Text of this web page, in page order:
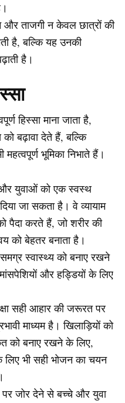
और ताजगी न केवल छात्रों की
है, बल्कि यह उनकी
है।
हिस्सा माना जाता है,
बढ़ावा देते हैं, बल्कि
भूमिका निभाते हैं।
युवाओं को एक स्वस्थ
जा सकता है। वे व्यायाम
पैदा करते हैं, जो शरीर की
को बेहतर बनाता है।
स्वास्थ्य को बनाए रखने
और हड्डियों के लिए
सही आहार की जरूरत पर
माध्यम है। खिलाड़ियों को
को बनाए रखने के लिए,
भी सही भोजन का चयन
जोर देने से बच्चे और युवा